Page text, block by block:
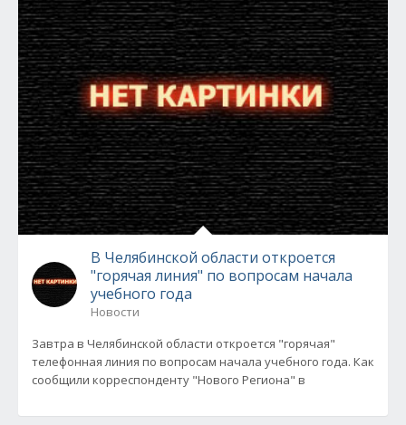
В Челябинской области откроется
"горячая линия" по вопросам начала
учебного года
Новости
Завтра в Челябинской области откроется "горячая"
телефонная линия по вопросам начала учебного года. Как
сообщили корреспонденту "Нового Региона" в